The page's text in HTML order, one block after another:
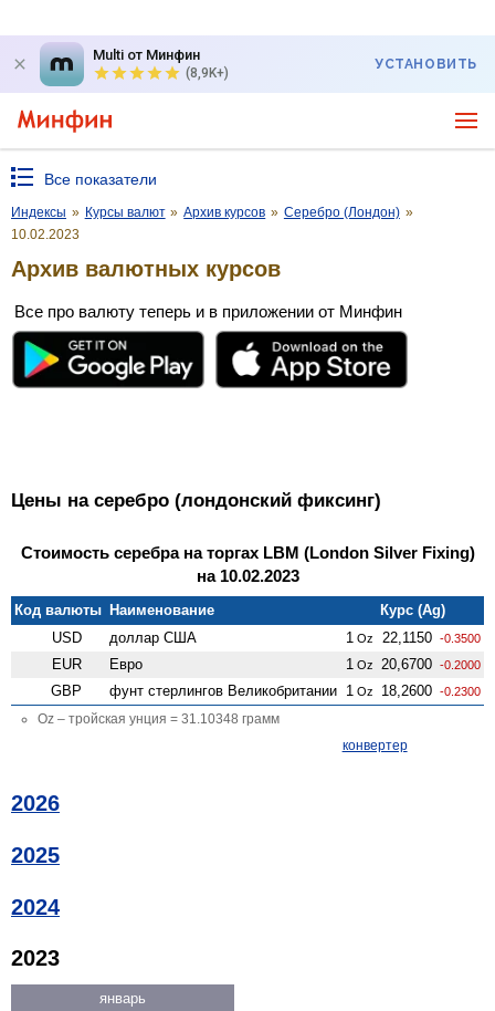
Multi от Минфин
(8,9K+)
УСТАНОВИТЬ
Все показатели
Индексы » Курсы валют » Архив курсов » Серебро (Лондон) »
10.02.2023
Архив валютных курсов
Все про валюту теперь и в приложении от Минфин
Цены на серебро (лондонский фиксинг)
Стоимость серебра на торгах LBM (London Silver Fixing)
на 10.02.2023
Код валюты Наименование
Курс (Ag)
USD
доллар США 1 Oz 22,1150 -0.3500
EUR Евро 1 Oz 20,6700 -0.2000
GBP фунт стерлингов Велико­британии 1 Oz 18,2600 -0.2300
Oz – тройская унция = 31.10348 грамм
конвертер
2026
2025
2024
2023
январь